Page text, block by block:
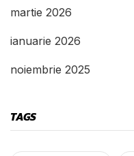
martie 2026
ianuarie 2026
noiembrie 2025
TAGS